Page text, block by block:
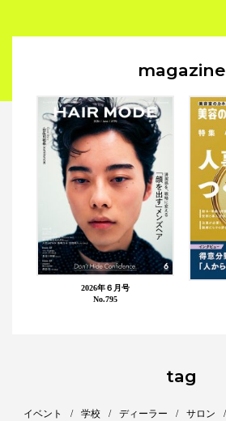
magazine
2026年６月号
No.795
tag
イベント 学校 ディーラー サロン